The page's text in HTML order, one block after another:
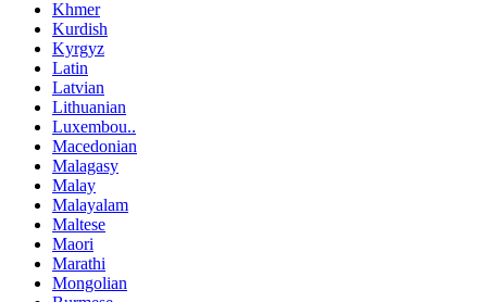
Khmer
Kurdish
Kyrgyz
Latin
Latvian
Lithuanian
Luxembou..
Macedonian
Malagasy
Malay
Malayalam
Maltese
Maori
Marathi
Mongolian